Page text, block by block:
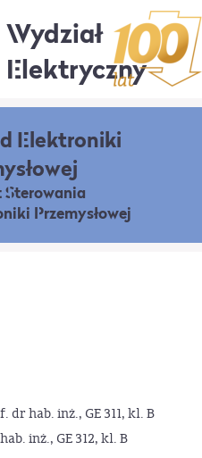
Wydział
Elektryczny
Elektroniki
Sterowania
Przemysłowej
dr hab. inż., GE 311, kl. B
inż., GE 312, kl. B